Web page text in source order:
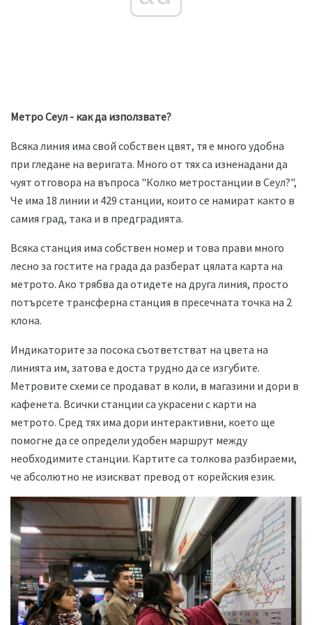
Метро Сеул - как да използвате?
Всяка линия има свой собствен цвят, тя е много удобна
при гледане на веригата. Много от тях са изненадани да
чуят отговора на въпроса "Колко метростанции в Сеул?",
Че има 18 линии и 429 станции, които се намират както в
самия град, така и в предградията.
Всяка станция има собствен номер и това прави много
лесно за гостите на града да разберат цялата карта на
метрото. Ако трябва да отидете на друга линия, просто
потърсете трансферна станция в пресечната точка на 2
клона.
Индикаторите за посока съответстват на цвета на
линията им, затова е доста трудно да се изгубите.
Метровите схеми се продават в коли, в магазини и дори в
кафенета. Всички станции са украсени с карти на
метрото. Сред тях има дори интерактивни, което ще
помогне да се определи удобен маршрут между
необходимите станции. Картите са толкова разбираеми,
че абсолютно не изискват превод от корейския език.